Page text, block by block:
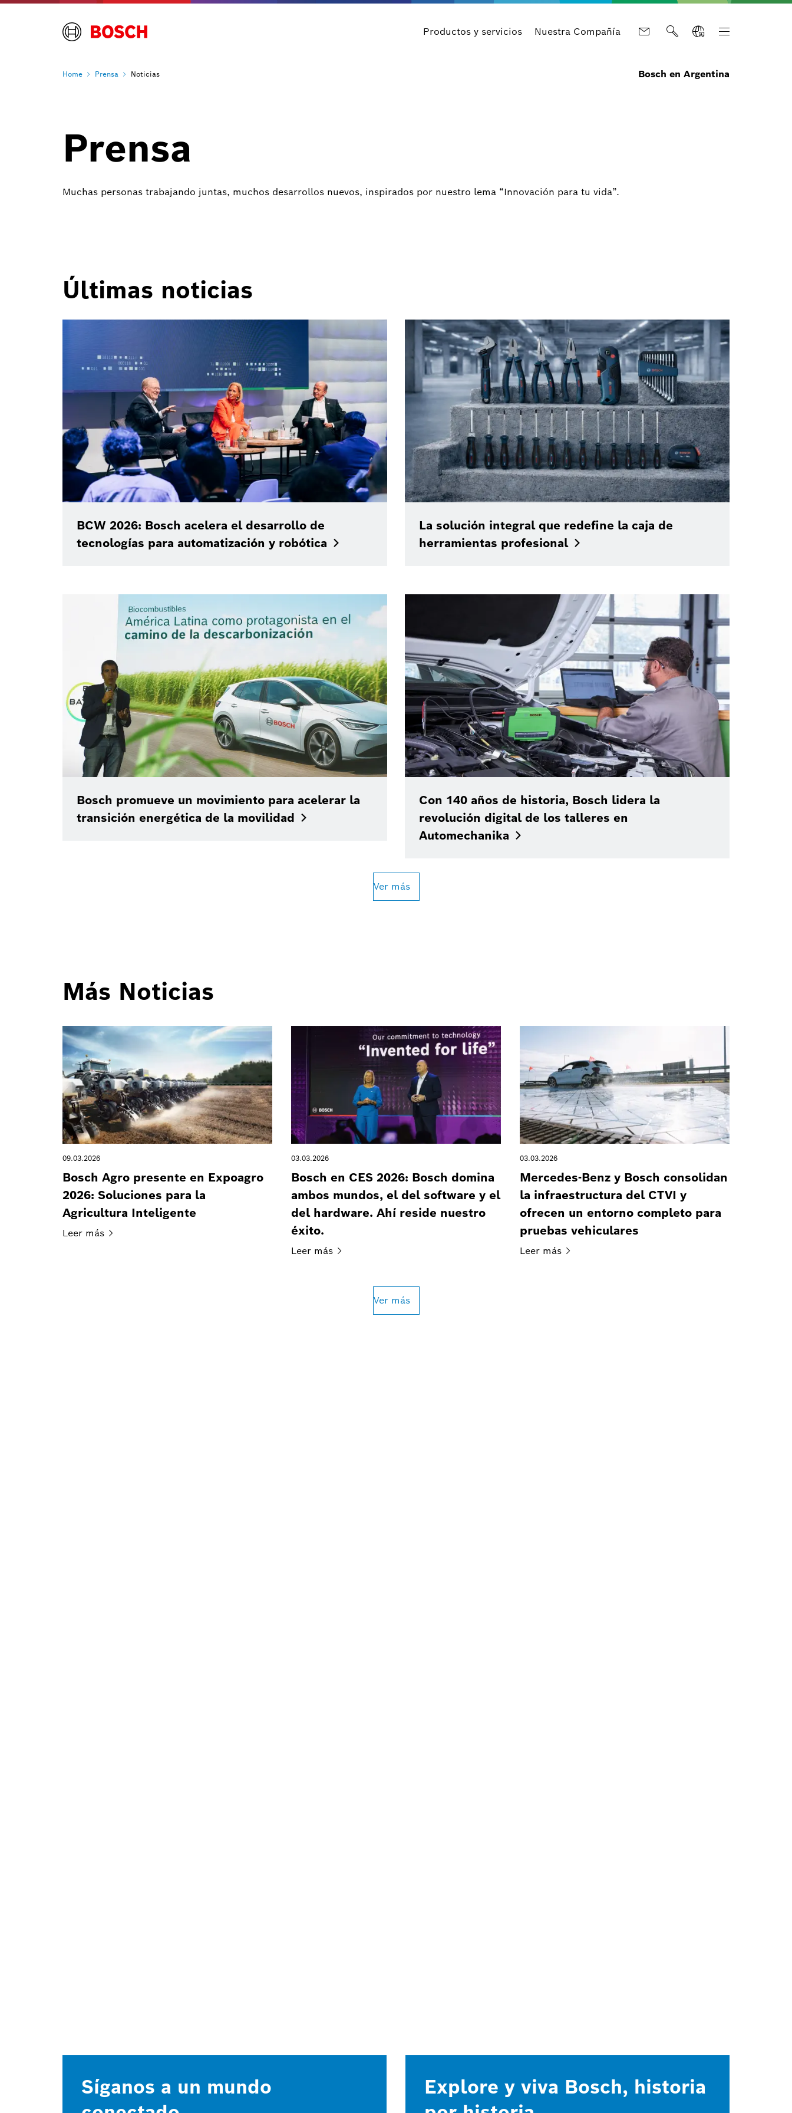
Productos y servicios Nuestra Compañía
Home Prensa Noticias Bosch en Argentina
Prensa
Muchas personas trabajando juntas, muchos desarrollos nuevos, inspirados por nuestro lema “Innovación para tu vida”.
Últimas noticias
BCW 2026: Bosch acelera el desarrollo de
tecnologías para automatización y robótica
La solución integral que redefine la caja de
herramientas profesional
Bosch promueve un movimiento para acelerar la
transición energética de la movilidad
Con 140 años de historia, Bosch lidera la
revolución digital de los talleres en
Automechanika
Ver más
Más Noticias
09.03.2026
Bosch Agro presente en Expoagro
2026: Soluciones para la
Agricultura Inteligente
Leer más
03.03.2026
Bosch en CES 2026: Bosch domina
ambos mundos, el del software y el
del hardware. Ahí reside nuestro
éxito.
Leer más
03.03.2026
Mercedes-Benz y Bosch consolidan
la infraestructura del CTVI y
ofrecen un entorno completo para
pruebas vehiculares
Leer más
Ver más
Síganos a un mundo
Explore y viva Bosch, historia